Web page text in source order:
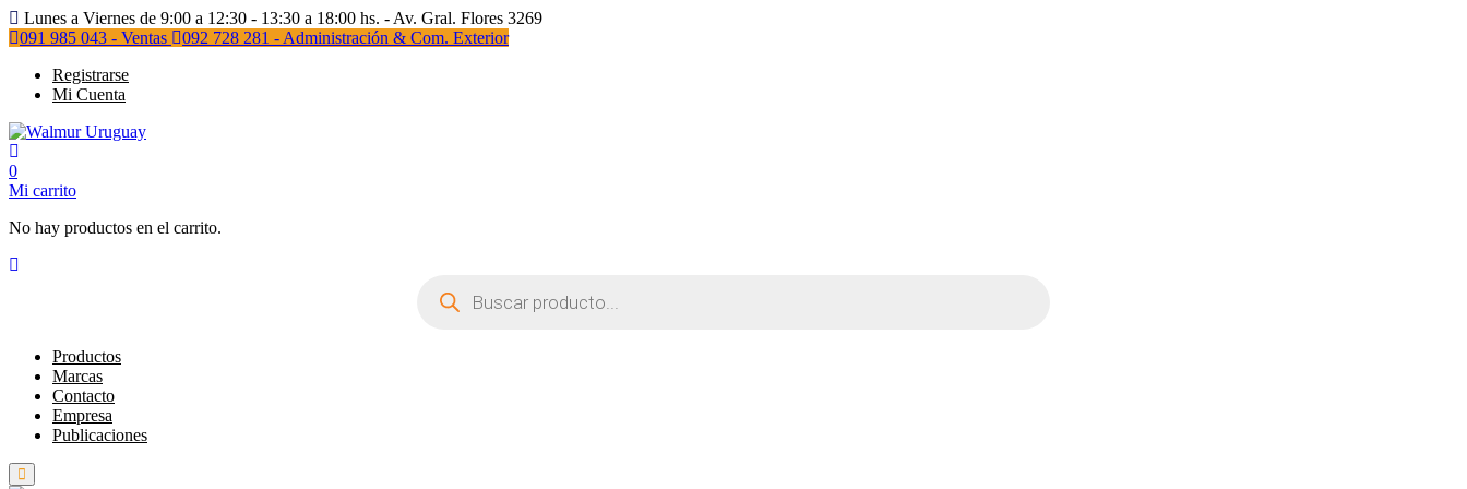
Lunes a Viernes de 9:00 a 12:30 - 13:30 a 18:00 hs. - Av. Gral. Flores 3269
091 985 043 - Ventas
092 728 281 - Administración & Com. Exterior
Registrarse
Mi Cuenta
0
Mi carrito
No hay productos en el carrito.
productos
Productos
Marcas
Contacto
Empresa
Publicaciones